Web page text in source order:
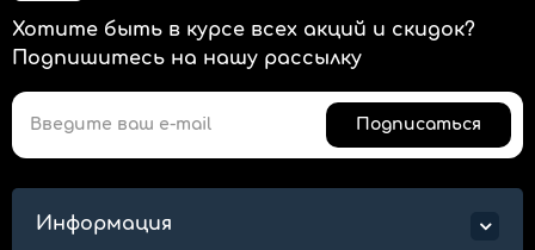
Хотите быть в курсе всех акций и скидок?
Подпишитесь на нашу рассылку
Подписаться
Информация